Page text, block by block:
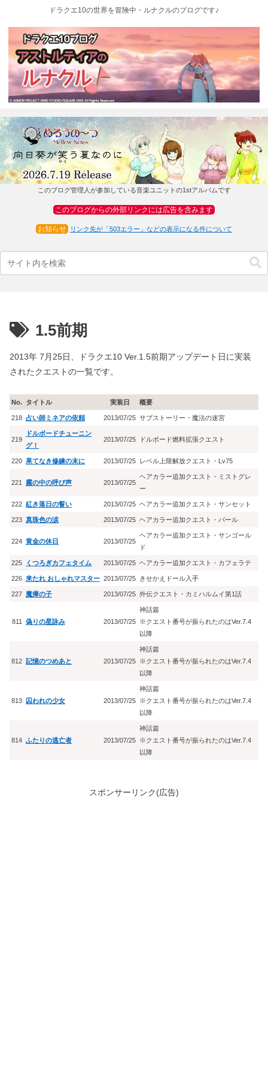
ドラクエ10の世界を冒険中・ルナクルのブログです♪
このブログ管理人が参加している音楽ユニットの1stアルバムです
このブログからの外部リンクには広告を含みます
お知らせ リンク先が「503エラー」などの表示になる件について
1.5前期
2013年 7月25日、ドラクエ10 Ver.1.5前期アップデート日に実装
されたクエストの一覧です。
No. タイトル 実装日 概要
218 占い師ミネアの依頼 2013/07/25 サブストーリー・魔法の迷宮
219
ドルボードチューニン
グ！
2013/07/25 ドルボード燃料拡張クエスト
220 果てなき修練の末に 2013/07/25 レベル上限解放クエスト・Lv75
221 霧の中の呼び声 2013/07/25
ヘアカラー追加クエスト・ミストグレ
ー
222 紅き落日の誓い 2013/07/25 ヘアカラー追加クエスト・サンセット
223 真珠色の涙 2013/07/25 ヘアカラー追加クエスト・パール
224 黄金の休日 2013/07/25
ヘアカラー追加クエスト・サンゴール
ド
225 くつろぎカフェタイム 2013/07/25 ヘアカラー追加クエスト・カフェラテ
226 来たれ おしゃれマスター 2013/07/25 きせかえドール入手
227 魔瘴の子 2013/07/25 外伝クエスト・カミハルムイ第1話
811 偽りの星詠み 2013/07/25
神話篇
※クエスト番号が振られたのはVer.7.4
以降
812 記憶のつめあと 2013/07/25
神話篇
※クエスト番号が振られたのはVer.7.4
以降
813 囚われの少女 2013/07/25
神話篇
※クエスト番号が振られたのはVer.7.4
以降
814 ふたりの逃亡者 2013/07/25
神話篇
※クエスト番号が振られたのはVer.7.4
以降
スポンサーリンク(広告)